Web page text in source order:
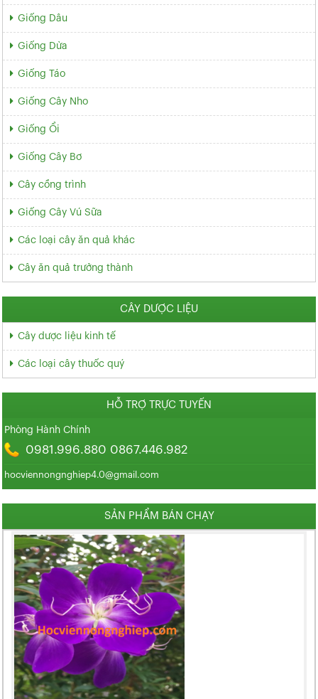
Giống Dâu
Giống Dừa
Giống Táo
Giống Cây Nho
Giống Ổi
Giống Cây Bơ
Cây cồng trình
Giống Cây Vú Sữa
Các loại cây ăn quả khác
Cây ăn quả trưởng thành
CÂY DƯỢC LIỆU
Cây dược liệu kinh tế
Các loại cây thuốc quý
HỖ TRỢ TRỰC TUYẾN
Phòng Hành Chính
0981.996.880 0867.446.982
hocviennongnghiep4.0@gmail.com
SẢN PHẨM BÁN CHẠY